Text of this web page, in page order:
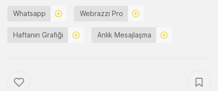
Whatsapp Webrazzi Pro
Haftanın Grafiği Anlık Mesajlaşma